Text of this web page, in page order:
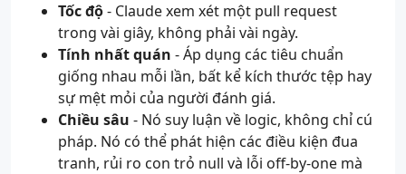
Tốc độ- Claude xem xét một pull request
trong vài giây, không phải vài ngày.
Tính nhất quán - Áp dụng các tiêu chuẩn
giống nhau mỗi lần, bất kể kích thước tệp hay
sự mệt mỏi của người đánh giá.
Chiều sâu - Nó suy luận về logic, không chỉ cú
pháp. Nó có thể phát hiện các điều kiện đua
tranh, rủi ro con trỏ null và lỗi off-by-one mà